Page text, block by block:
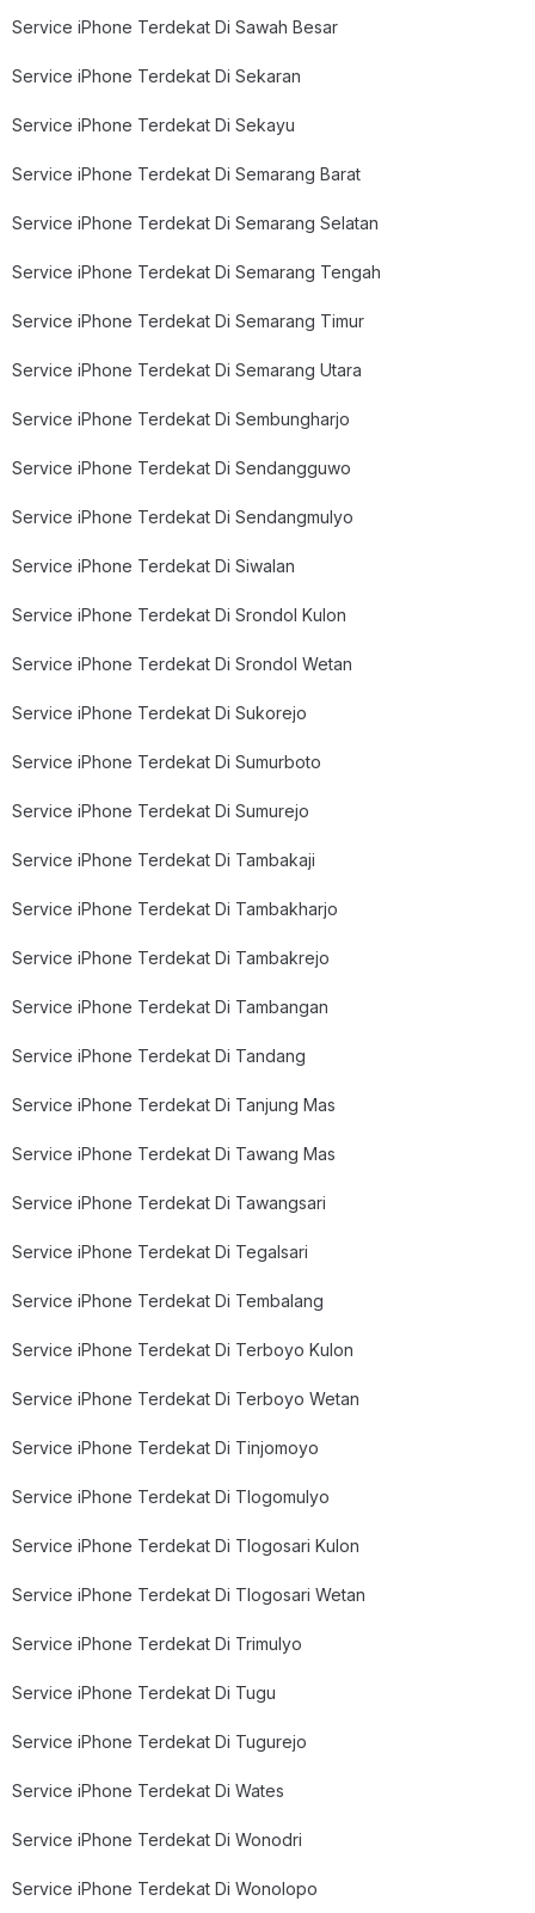
Service iPhone Terdekat Di Sawah Besar
Service iPhone Terdekat Di Sekaran
Service iPhone Terdekat Di Sekayu
Service iPhone Terdekat Di Semarang Barat
Service iPhone Terdekat Di Semarang Selatan
Service iPhone Terdekat Di Semarang Tengah
Service iPhone Terdekat Di Semarang Timur
Service iPhone Terdekat Di Semarang Utara
Service iPhone Terdekat Di Sembungharjo
Service iPhone Terdekat Di Sendangguwo
Service iPhone Terdekat Di Sendangmulyo
Service iPhone Terdekat Di Siwalan
Service iPhone Terdekat Di Srondol Kulon
Service iPhone Terdekat Di Srondol Wetan
Service iPhone Terdekat Di Sukorejo
Service iPhone Terdekat Di Sumurboto
Service iPhone Terdekat Di Sumurejo
Service iPhone Terdekat Di Tambakaji
Service iPhone Terdekat Di Tambakharjo
Service iPhone Terdekat Di Tambakrejo
Service iPhone Terdekat Di Tambangan
Service iPhone Terdekat Di Tandang
Service iPhone Terdekat Di Tanjung Mas
Service iPhone Terdekat Di Tawang Mas
Service iPhone Terdekat Di Tawangsari
Service iPhone Terdekat Di Tegalsari
Service iPhone Terdekat Di Tembalang
Service iPhone Terdekat Di Terboyo Kulon
Service iPhone Terdekat Di Terboyo Wetan
Service iPhone Terdekat Di Tinjomoyo
Service iPhone Terdekat Di Tlogomulyo
Service iPhone Terdekat Di Tlogosari Kulon
Service iPhone Terdekat Di Tlogosari Wetan
Service iPhone Terdekat Di Trimulyo
Service iPhone Terdekat Di Tugu
Service iPhone Terdekat Di Tugurejo
Service iPhone Terdekat Di Wates
Service iPhone Terdekat Di Wonodri
Service iPhone Terdekat Di Wonolopo